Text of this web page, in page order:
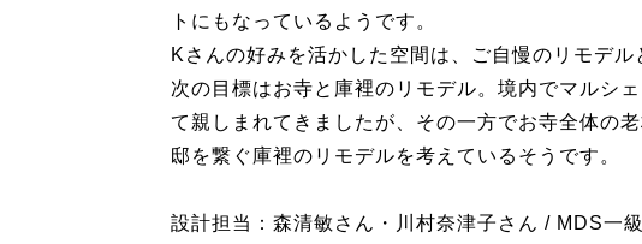
トにもなっているようです。
Kさんの好みを活かした空間は、ご自慢のリモデル
次の目標はお寺と庫裡のリモデル。境内でマルシ
て親しまれてきましたが、その一方でお寺全体の
邸を繋ぐ庫裡のリモデルを考えているそうです。
設計担当：森清敏さん・川村奈津子さん / MDS一